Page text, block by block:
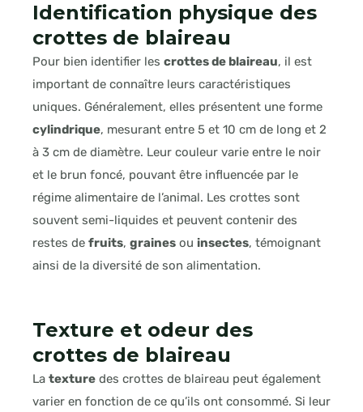
Identification physique des
crottes de blaireau
Pour bien identifier les crottes de blaireau, il est
important de connaître leurs caractéristiques
uniques. Généralement, elles présentent une forme
cylindrique, mesurant entre 5 et 10 cm de long et 2
à 3 cm de diamètre. Leur couleur varie entre le noir
et le brun foncé, pouvant être influencée par le
régime alimentaire de l’animal. Les crottes sont
souvent semi-liquides et peuvent contenir des
restes de fruits, graines ou insectes, témoignant
ainsi de la diversité de son alimentation.
Texture et odeur des
crottes de blaireau
La texture des crottes de blaireau peut également
varier en fonction de ce qu’ils ont consommé. Si leur